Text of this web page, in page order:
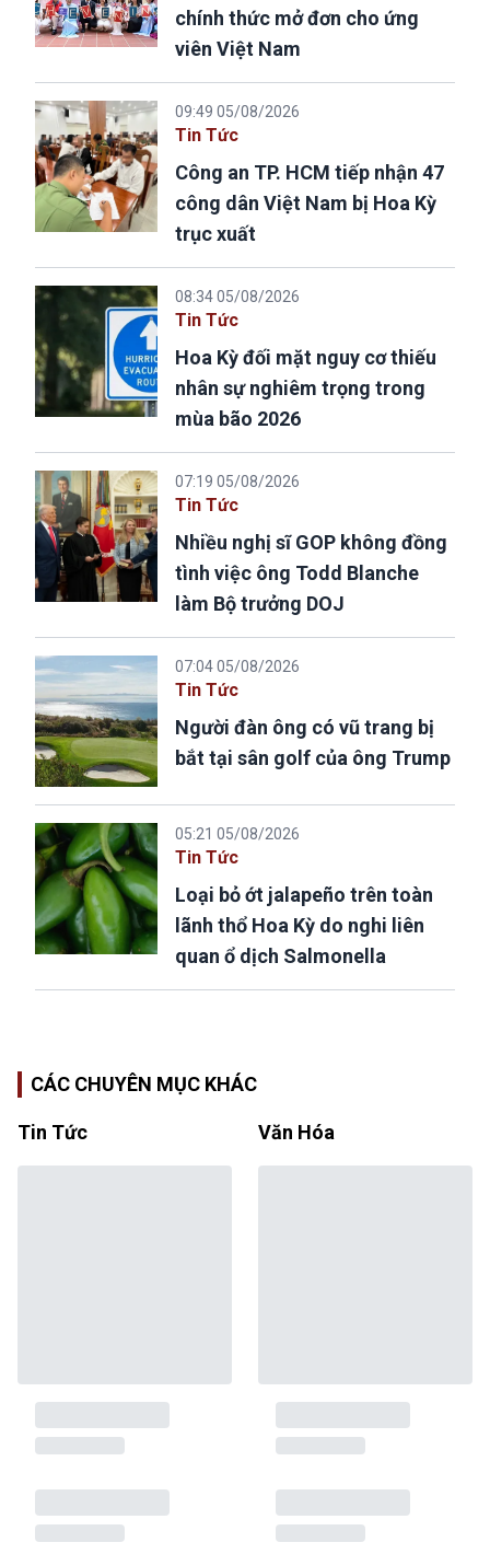
chính thức mở đơn cho ứng
viên Việt Nam
09:49 05/08/2026
Tin Tức
Công an TP. HCM tiếp nhận 47
công dân Việt Nam bị Hoa Kỳ
trục xuất
08:34 05/08/2026
Tin Tức
Hoa Kỳ đối mặt nguy cơ thiếu
nhân sự nghiêm trọng trong
mùa bão 2026
07:19 05/08/2026
Tin Tức
Nhiều nghị sĩ GOP không đồng
tình việc ông Todd Blanche
làm Bộ trưởng DOJ
07:04 05/08/2026
Tin Tức
Người đàn ông có vũ trang bị
bắt tại sân golf của ông Trump
05:21 05/08/2026
Tin Tức
Loại bỏ ớt jalapeño trên toàn
lãnh thổ Hoa Kỳ do nghi liên
quan ổ dịch Salmonella
CÁC CHUYÊN MỤC KHÁC
Tin Tức Văn Hóa